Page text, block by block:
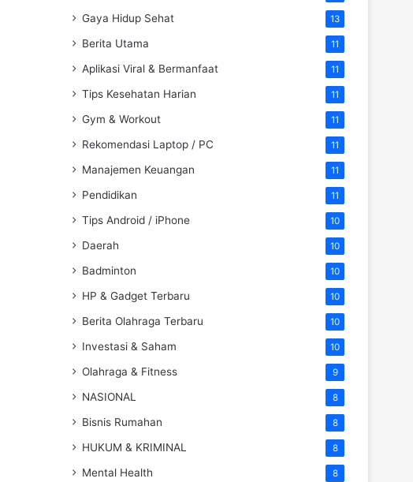
Gaya Hidup Sehat 13
Berita Utama 11
Aplikasi Viral & Bermanfaat 11
Tips Kesehatan Harian 11
Gym & Workout 11
Rekomendasi Laptop / PC 11
Manajemen Keuangan 11
Pendidikan 11
Tips Android / iPhone 10
Daerah 10
Badminton 10
HP & Gadget Terbaru 10
Berita Olahraga Terbaru 10
Investasi & Saham 10
Olahraga & Fitness 9
NASIONAL 8
Bisnis Rumahan 8
HUKUM & KRIMINAL 8
Mental Health 8